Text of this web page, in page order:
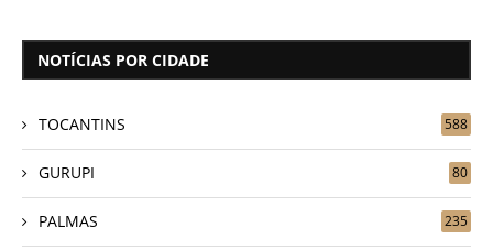
NOTÍCIAS POR CIDADE
TOCANTINS 588
GURUPI 80
PALMAS 235